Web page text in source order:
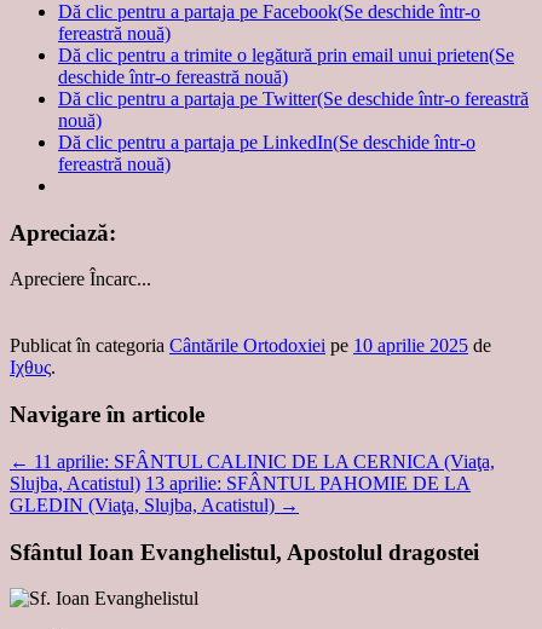
Dă clic pentru a partaja pe Facebook(Se deschide într-o
fereastră nouă)
Dă clic pentru a trimite o legătură prin email unui prieten(Se
deschide într-o fereastră nouă)
Dă clic pentru a partaja pe Twitter(Se deschide într-o fereastră
nouă)
Dă clic pentru a partaja pe LinkedIn(Se deschide într-o
fereastră nouă)
Apreciază:
Apreciere Încarc...
Publicat în categoria Cântările Ortodoxiei pe 10 aprilie 2025 de
Ιχθυς.
Navigare în articole
← 11 aprilie: SFÂNTUL CALINIC DE LA CERNICA (Viaţa,
Slujba, Acatistul) 13 aprilie: SFÂNTUL PAHOMIE DE LA
GLEDIN (Viaţa, Slujba, Acatistul) →
Sfântul Ioan Evanghelistul, Apostolul dragostei